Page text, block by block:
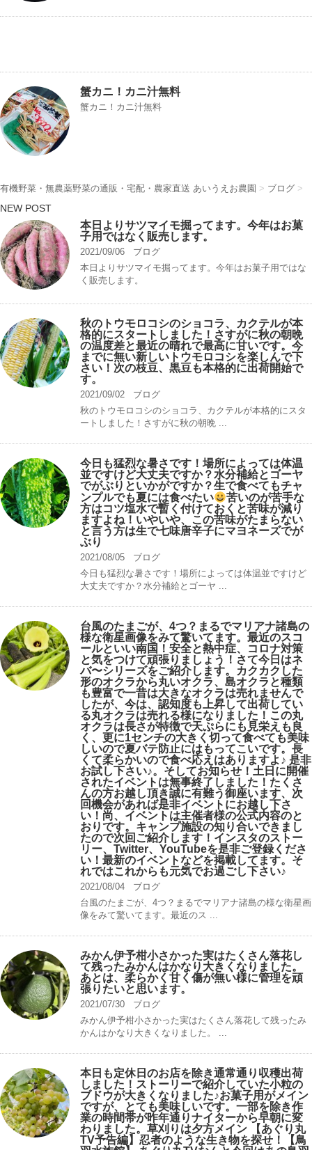
蟹カニ！カニ汁無料
蟹カニ！カニ汁無料
有機野菜・無農薬野菜の通販・宅配・農家直送 あいうえお農園 > ブログ >
NEW POST
本日よりサツマイモ掘ってます。今年はお菓
子用ではなく販売します。
2021/09/06
ブログ
本日よりサツマイモ掘ってます。今年はお菓子用ではな
く販売します。
秋のトウモロコシのショコラ、カクテルが本
格的にスタートしました！さすがに秋の朝晩
の温度差と最近の晴れで最高に甘いです。今
までに無い新しいトウモロコシを楽しんで下
さい！次の枝豆、黒豆も本格的に出荷開始で
す。
2021/09/02
ブログ
秋のトウモロコシのショコラ、カクテルが本格的にスタ
ートしました！さすがに秋の朝晩 ...
今日も猛烈な暑さです！場所によっては体温
並ですけど大丈夫ですか？水分補給とゴーヤ
でがぶりといかがですか？生で食べてもチャ
ンプルでも夏には食べたい
苦いのが苦手な
方はコツ塩水で暫く付けておくと苦味が減り
ますよね！いやいや、この苦味がたまらない
と言う方は生で七味唐辛子にマヨネーズでが
ぶり
2021/08/05
ブログ
今日も猛烈な暑さです！場所によっては体温並ですけど
大丈夫ですか？水分補給とゴーヤ ...
台風のたまごが、4つ？まるでマリアナ諸島の
様な衛星画像をみて驚いてます。最近のスコ
ールといい南国！安全と熱中症、コロナ対策
と気をつけて頑張りましょう！さて今日はネ
バ〜シリーズをご紹介します。カクカクした
形のオクラから丸いオクラ、島オクラと種類
も豊富で一昔は大きなオクラは売れませんで
したが、今は、認知度も上昇して出荷してい
る丸オクラは売れる様になりました！この丸
オクラは長さが特徴で天ぷらにも見栄えも良
く、更に1センチの大きく切って食べても美味
しいので夏バテ防止にはもってこいです。長
くて柔らかいので食べ応えはありますよ♪ 是非
お試し下さい♪。そしてお知らせ！土日に開催
されたイベントは無事終了しました！たくさ
んの方お越し頂き誠に有難う御座います、次
回機会があれば是非イベントにお越し下さ
い！尚、イベントは主催者様の公式内容のと
おりです。キャンプ️施設の知り合いできまし
たので次回ご紹介します！インスタのストー
リー、Twitter、YouTubeを是非ご登録くださ
い！最新のイベントなどを掲載してます。そ
れではこれからも元気でお過ごし下さい♪
2021/08/04
ブログ
台風のたまごが、4つ？まるでマリアナ諸島の様な衛星画
像をみて驚いてます。最近のス ...
みかん伊予柑小さかった実はたくさん落花し
て残ったみかんはかなり大きくなりました。
あとは、柔らかく甘く傷が無い様に管理を頑
張りたいと思います。
2021/07/30
ブログ
みかん伊予柑小さかった実はたくさん落花して残ったみ
かんはかなり大きくなりました。 ...
本日も定休日のお店を除き通常通り収穫出荷
しました！ストーリーで紹介していた小粒の
ブドウが大きくなりました♪お菓子用がメイン
ですが、とても美味しいです。一部を除き作
業の時間帯が昨年通りナイターから早朝に変
わりました。草刈りは夕方メイン 【あぐり丸
TV予告編】忍者のような生き物を探せ！【鳥